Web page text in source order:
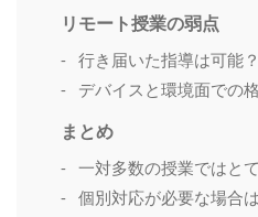
リモート授業の弱点
行き届いた指導は可能？
デバイスと環境面での
まとめ
一対多数の授業ではと
個別対応が必要な場合